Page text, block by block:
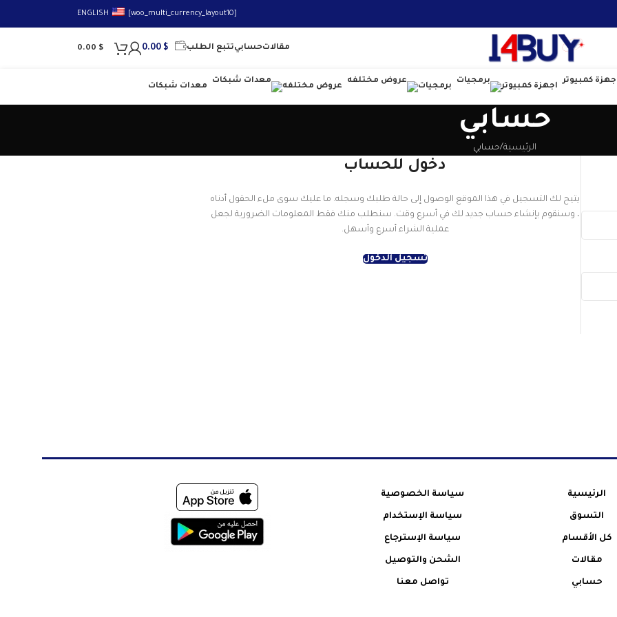
ENGLISH
مقالاتحسابيتتبع الطلب 0.00 $
0.00 $
اجهزة كمبيوتر برمجيات عروض مختلفه معدات شبكات
حسابي
الرئيسية حسابي
دخول للحساب
يتيح لك التسجيل في هذا الموقع الوصول إلى حالة طلبك وسجله. ما عليك سوى ملء الحقول أدناه
، وسنقوم بإنشاء حساب جديد لك في أسرع وقت. سنطلب منك فقط المعلومات الضرورية لجعل
عملية الشراء أسرع وأسهل.
تسجيل الدخول
الرئيسية
التسوق
كل الأقسام
مقالات
حسابي
سياسة الخصوصية
سياسة الإستخدام
سياسة الإسترجاع
الشحن والتوصيل
تواصل معنا